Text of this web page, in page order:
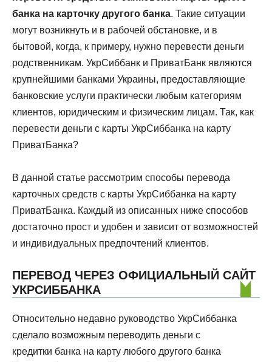
банка на карточку другого банка. Такие ситуации
могут возникнуть и в рабочей обстановке, и в
бытовой, когда, к примеру, нужно перевести деньги
родственникам. УкрСиббанк и ПриватБанк являются
крупнейшими банками Украины, предоставляющие
банковские услуги практически любым категориям
клиентов, юридическим и физическим лицам. Так, как
перевести деньги с карты УкрСиббанка на карту
ПриватБанка?
В данной статье рассмотрим способы перевода
карточных средств с карты УкрСиббанка на карту
ПриватБанка. Каждый из описанных ниже способов
достаточно прост и удобен и зависит от возможностей
и индивидуальных предпочтений клиентов.
ПЕРЕВОД ЧЕРЕЗ ОФИЦИАЛЬНЫЙ САЙТ
УКРСИББАНКА
Относительно недавно руководство УкрСиббанка
сделало возможным переводить деньги с
кредитки банка на карту любого другого банка